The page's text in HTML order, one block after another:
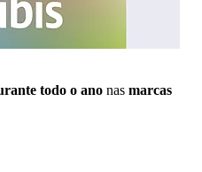
todo o ano nas marcas